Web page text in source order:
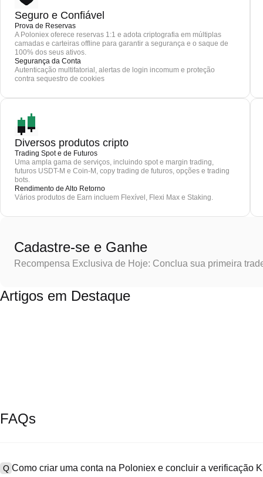
Seguro e Confiável
Prova de Reservas
A Poloniex oferece reservas 1:1 e adota criptografia em múltiplas
camadas e carteiras offline para garantir a segurança e o saque de
100% dos seus ativos.
Segurança da Conta
Autenticação multifatorial, alertas de login incomum e proteção
contra sequestro de cookies
Diversos produtos cripto
Trading Spot e de Futuros
Uma ampla gama de serviços, incluindo spot e margin trading,
futuros USDT-M e Coin-M, copy trading de futuros, opções e trading
bots.
Rendimento de Alto Retorno
Vários produtos de Earn incluem Flexível, Flexi Max e Staking.
Cadastre-se e Ganhe
Recompensa Exclusiva de Hoje: Conclua sua primeira
Artigos em Destaque
FAQs
Q Como criar uma conta na Poloniex e concluir a verificação